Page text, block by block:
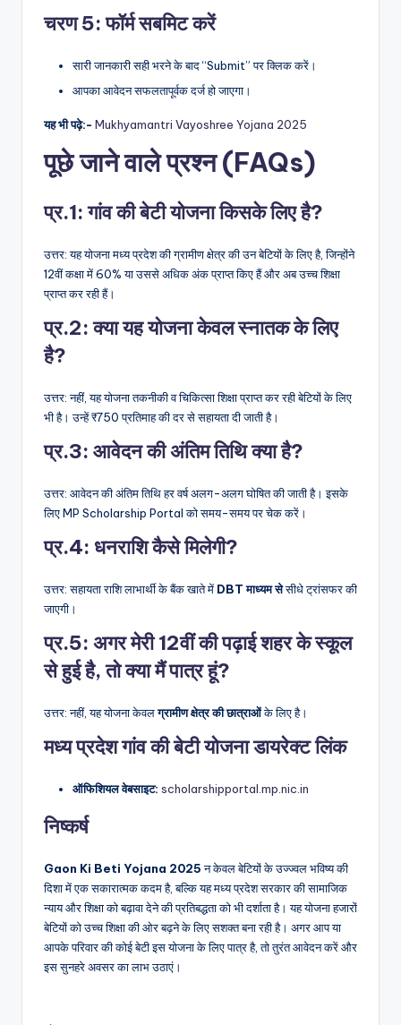
चरण 5: फॉर्म सबमिट करें
सारी जानकारी सही भरने के बाद “Submit” पर क्लिक करें।
आपका आवेदन सफलतापूर्वक दर्ज हो जाएगा।
यह भी पढ़े:- Mukhyamantri Vayoshree Yojana 2025
पूछे जाने वाले प्रश्न (FAQs)
प्र.1: गांव की बेटी योजना किसके लिए है?
उत्तर: यह योजना मध्य प्रदेश की ग्रामीण क्षेत्र की उन बेटियों के लिए है, जिन्होंने
12वीं कक्षा में 60% या उससे अधिक अंक प्राप्त किए हैं और अब उच्च शिक्षा
प्राप्त कर रही हैं।
प्र.2: क्या यह योजना केवल स्नातक के लिए
है?
उत्तर: नहीं, यह योजना तकनीकी व चिकित्सा शिक्षा प्राप्त कर रही बेटियों के लिए
भी है। उन्हें ₹750 प्रतिमाह की दर से सहायता दी जाती है।
प्र.3: आवेदन की अंतिम तिथि क्या है?
उत्तर: आवेदन की अंतिम तिथि हर वर्ष अलग-अलग घोषित की जाती है। इसके
लिए MP Scholarship Portal को समय-समय पर चेक करें।
प्र.4: धनराशि कैसे मिलेगी?
उत्तर: सहायता राशि लाभार्थी के बैंक खाते में DBT माध्यम सेसीधे ट्रांसफर की
जाएगी।
प्र.5: अगर मेरी 12वीं की पढ़ाई शहर के स्कूल
से हुई है, तो क्या मैं पात्र हूं?
उत्तर: नहीं, यह योजना केवलग्रामीण क्षेत्र की छात्राओंके लिए है।
मध्य प्रदेश गांव की बेटी योजना डायरेक्ट लिंक
ऑफिशियल वेबसाइट: scholarshipportal.mp.nic.in
निष्कर्ष
Gaon Ki Beti Yojana 2025न केवल बेटियों के उज्ज्वल भविष्य की
दिशा में एक सकारात्मक कदम है, बल्कि यह मध्य प्रदेश सरकार की सामाजिक
न्याय और शिक्षा को बढ़ावा देने की प्रतिबद्धता को भी दर्शाता है। यह योजना हजारों
बेटियों को उच्च शिक्षा की ओर बढ़ने के लिए सशक्त बना रही है। अगर आप या
आपके परिवार की कोई बेटी इस योजना के लिए पात्र है, तो तुरंत आवेदन करें और
इस सुनहरे अवसर का लाभ उठाएं।